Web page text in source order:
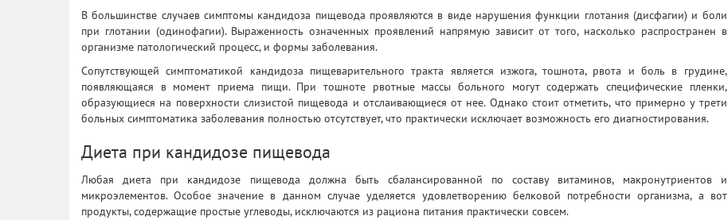
В большинстве случаев симптомы кандидоза пищевода проявляются в виде нарушения функции глотания (дисфагии) и боли
при глотании (одинофагии). Выраженность означенных проявлений напрямую зависит от того, насколько распространен в
организме патологический процесс, и формы заболевания.
Сопутствующей симптоматикой кандидоза пищеварительного тракта является изжога, тошнота, рвота и боль в грудине,
появляющаяся в момент приема пищи. При тошноте рвотные массы больного могут содержать специфические пленки,
образующиеся на поверхности слизистой пищевода и отслаивающиеся от нее. Однако стоит отметить, что примерно у трети
больных симптоматика заболевания полностью отсутствует, что практически исключает возможность его диагностирования.
Диета при кандидозе пищевода
Любая диета при кандидозе пищевода должна быть сбалансированной по составу витаминов, макронутриентов и
микроэлементов. Особое значение в данном случае уделяется удовлетворению белковой потребности организма, а вот
продукты, содержащие простые углеводы, исключаются из рациона питания практически совсем.